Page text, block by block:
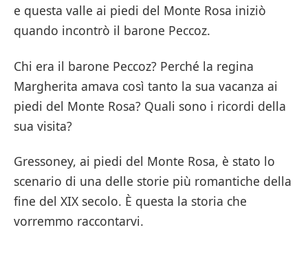
e questa valle ai piedi del Monte Rosa iniziò
quando incontrò il barone Peccoz.
Chi era il barone Peccoz? Perché la regina
Margherita amava così tanto la sua vacanza ai
piedi del Monte Rosa? Quali sono i ricordi della
sua visita?
Gressoney, ai piedi del Monte Rosa, è stato lo
scenario di una delle storie più romantiche della
fine del XIX secolo. È questa la storia che
vorremmo raccontarvi.